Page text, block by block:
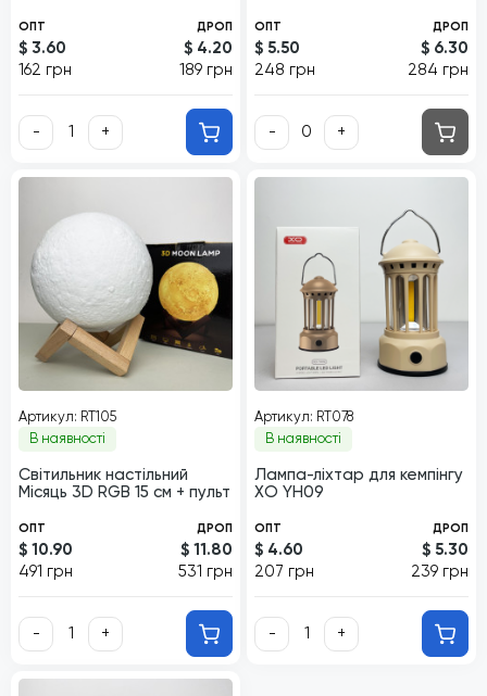
ОПТ
$ 3.60
162 грн
ДРОП
$ 4.20
189 грн
- +
ОПТ
$ 5.50
248 грн
ДРОП
$ 6.30
284 грн
- +
Артикул: RT105
В наявності
Світильник настільний
Місяць 3D RGB 15 см + пульт
ОПТ
$ 10.90
491 грн
ДРОП
$ 11.80
531 грн
- +
Артикул: RT078
В наявності
Лампа-ліхтар для кемпінгу
XO YH09
ОПТ
$ 4.60
207 грн
ДРОП
$ 5.30
239 грн
- +